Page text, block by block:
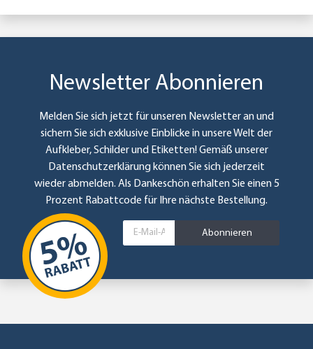
Newsletter Abonnieren
Melden Sie sich jetzt für unseren Newsletter an und
sichern Sie sich exklusive Einblicke in unsere Welt der
Aufkleber, Schilder und Etiketten! Gemäß unserer
Datenschutzerklärung können Sie sich jederzeit
wieder abmelden. Als Dankeschön erhalten Sie einen 5
Prozent Rabattcode für Ihre nächste Bestellung.
Abonnieren